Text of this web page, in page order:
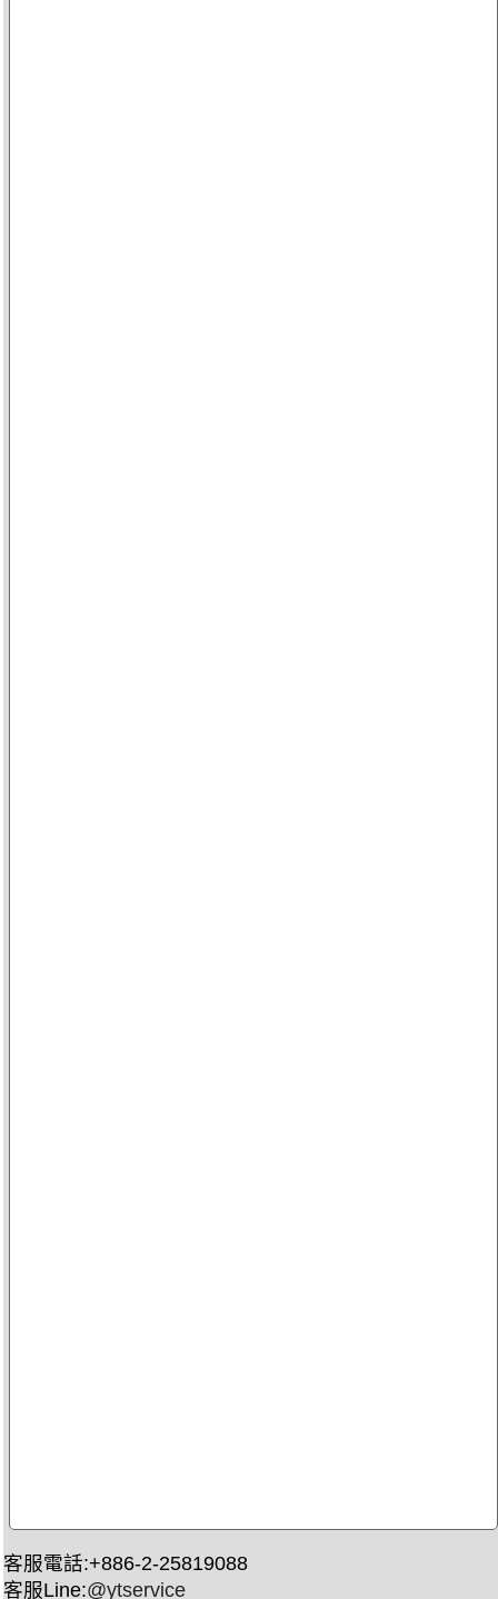
客服電話:+886-2-25819088
客服Line:@ytservice